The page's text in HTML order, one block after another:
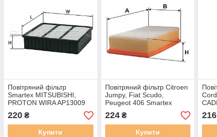
Повітряний фільтр
Smartex MITSUBISHI,
PROTON WIRA AP13009
(аналог WA6362 / LX1076 /
C2136/1 )
220 ₴
Купити
Повітряний фільтр Citroen
Jumpy, Fiat Scudo,
Peugeot 406 Smartex
AP13253 (аналог WA6262
/ LX1295 / C33156/1 )
224₴
Купити
/216